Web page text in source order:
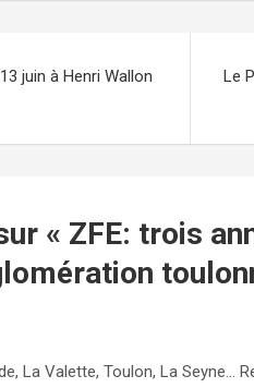
juin à Henri Wallon
Le
« ZFE: trois
La Valette, Toulon, La Seyne…